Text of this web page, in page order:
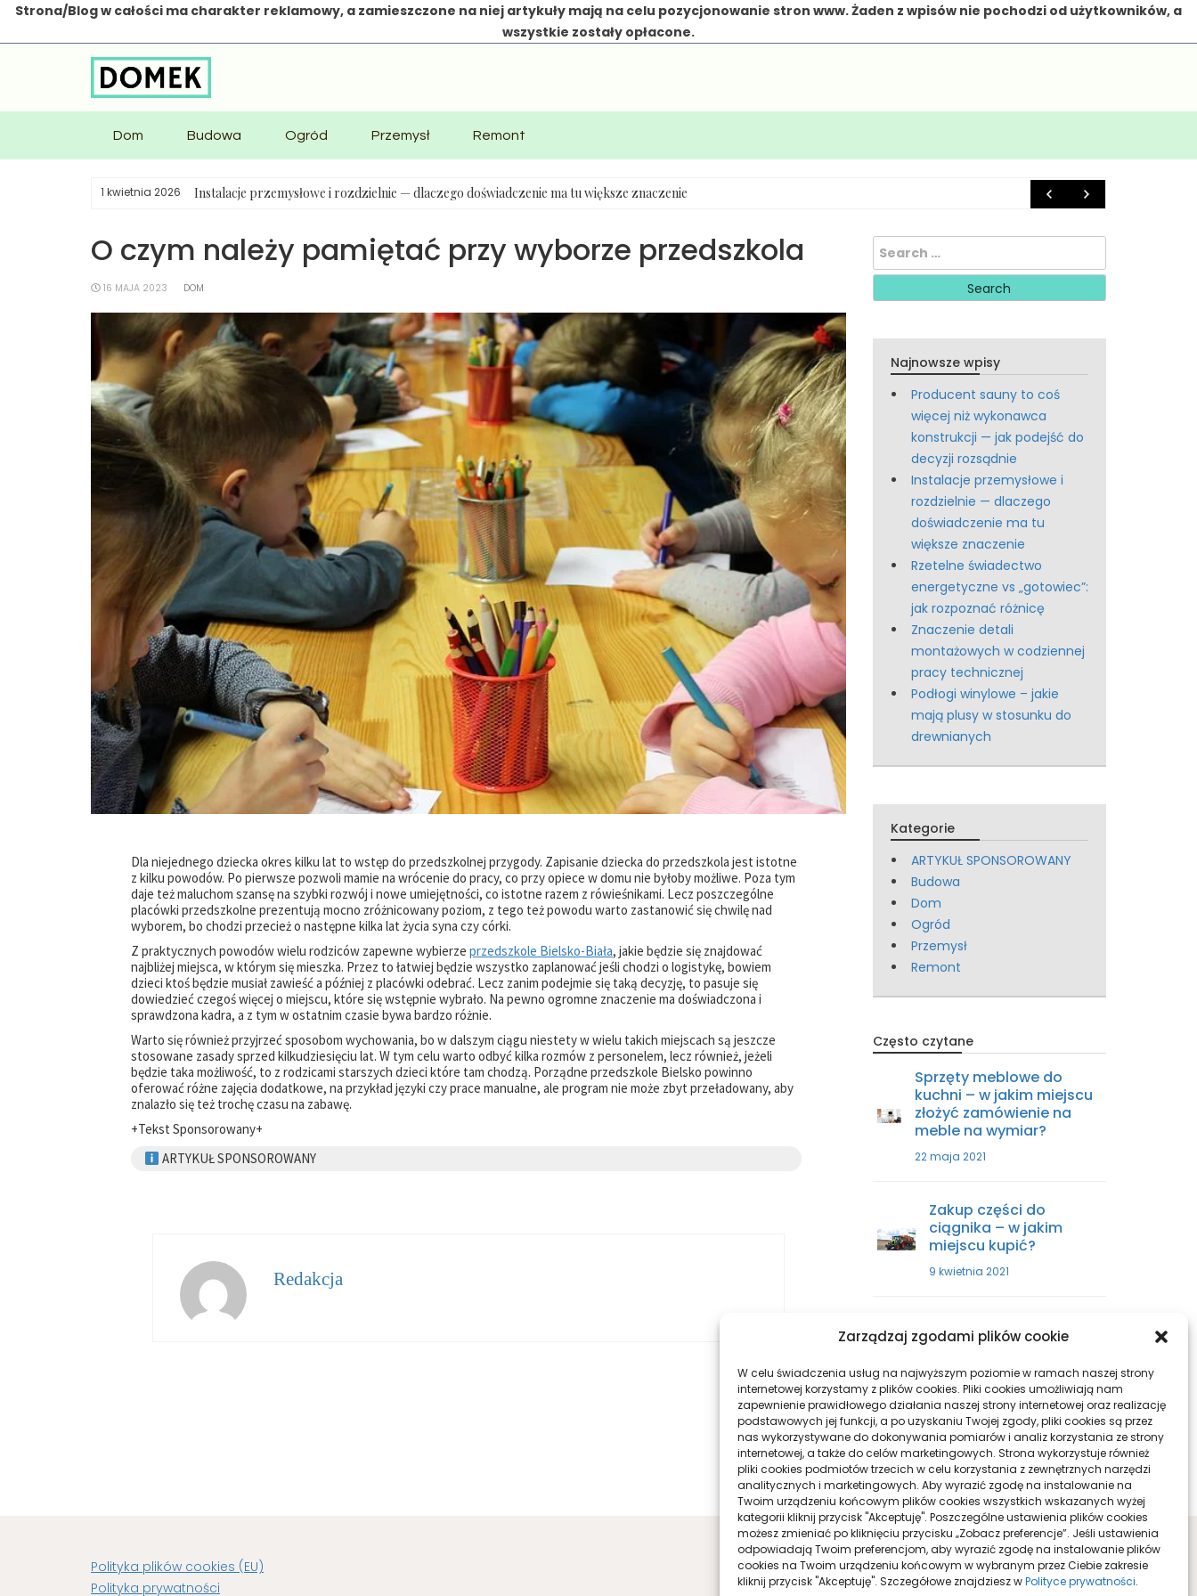
Zarządzaj zgodami plików cookie
W celu świadczenia usług na najwyższym poziomie w ramach naszej strony
internetowej korzystamy z plików cookies. Pliki cookies umożliwiają nam
zapewnienie prawidłowego działania naszej strony internetowej oraz realizację
podstawowych jej funkcji, a po uzyskaniu Twojej zgody, pliki cookies są przez
nas wykorzystywane do dokonywania pomiarów i analiz korzystania ze strony
internetowej, a także do celów marketingowych. Strona wykorzystuje również
pliki cookies podmiotów trzecich w celu korzystania z zewnętrznych narzędzi
analitycznych i marketingowych. Aby wyrazić zgodę na instalowanie na
Twoim urządzeniu końcowym plików cookies wszystkich wskazanych wyżej
kategorii kliknij przycisk "Akceptuję". Poszczególne ustawienia plików cookies
możesz zmieniać po kliknięciu przycisku „Zobacz preferencje”. Jeśli ustawienia
odpowiadają Twoim preferencjom, aby wyrazić zgodę na instalowanie plików
cookies na Twoim urządzeniu końcowym w wybranym przez Ciebie zakresie
kliknij przycisk "Akceptuję". Szczegółowe znajdziesz wPolityce prywatności.
Strona/Blog w całości ma charakter reklamowy, a zamieszczone na niej artykuły mają na celu pozycjonowanie stron www. Żaden z wpisów nie pochodzi od użytkowników, a
wszystkie zostały opłacone.
Dom Budowa Ogród Przemysł Remont
1 kwietnia 2026 Instalacje przemysłowe i rozdzielnie — dlaczego doświadczenie ma tu większe znaczenie
O czym należy pamiętać przy wyborze przedszkola
16 MAJA 2023 DOM
Dla niejednego dziecka okres kilku lat to wstęp do przedszkolnej przygody. Zapisanie dziecka do przedszkola jest istotne
z kilku powodów. Po pierwsze pozwoli mamie na wrócenie do pracy, co przy opiece w domu nie byłoby możliwe. Poza tym
daje też maluchom szansę na szybki rozwój i nowe umiejętności, co istotne razem z rówieśnikami. Lecz poszczególne
placówki przedszkolne prezentują mocno zróżnicowany poziom, z tego też powodu warto zastanowić się chwilę nad
wyborem, bo chodzi przecież o następne kilka lat życia syna czy córki.
Z praktycznych powodów wielu rodziców zapewne wybierze przedszkole Bielsko-Biała, jakie będzie się znajdować
najbliżej miejsca, w którym się mieszka. Przez to łatwiej będzie wszystko zaplanować jeśli chodzi o logistykę, bowiem
dzieci ktoś będzie musiał zawieść a później z placówki odebrać. Lecz zanim podejmie się taką decyzję, to pasuje się
dowiedzieć czegoś więcej o miejscu, które się wstępnie wybrało. Na pewno ogromne znaczenie ma doświadczona i
sprawdzona kadra, a z tym w ostatnim czasie bywa bardzo różnie.
Warto się również przyjrzeć sposobom wychowania, bo w dalszym ciągu niestety w wielu takich miejscach są jeszcze
stosowane zasady sprzed kilkudziesięciu lat. W tym celu warto odbyć kilka rozmów z personelem, lecz również, jeżeli
będzie taka możliwość, to z rodzicami starszych dzieci które tam chodzą. Porządne przedszkole Bielsko powinno
oferować różne zajęcia dodatkowe, na przykład języki czy prace manualne, ale program nie może zbyt przeładowany, aby
znalazło się też trochę czasu na zabawę.
+Tekst Sponsorowany+
ARTYKUŁ SPONSOROWANY
Redakcja
Search
for:
Najnowsze wpisy
Producent sauny to coś
więcej niż wykonawca
konstrukcji — jak podejść do
decyzji rozsądnie
Instalacje przemysłowe i
rozdzielnie — dlaczego
doświadczenie ma tu
większe znaczenie
Rzetelne świadectwo
energetyczne vs „gotowiec”:
jak rozpoznać różnicę
Znaczenie detali
montażowych w codziennej
pracy technicznej
Podłogi winylowe – jakie
mają plusy w stosunku do
drewnianych
Kategorie
ARTYKUŁ SPONSOROWANY
Budowa
Dom
Ogród
Przemysł
Remont
Często czytane
Sprzęty meblowe do
kuchni – w jakim miejscu
złożyć zamówienie na
meble na wymiar?
22 maja 2021
Zakup części do
ciągnika – w jakim
miejscu kupić?
9 kwietnia 2021
Sprzęty skrawające –
wszystko, co musisz
29 października 2021
Polityka plików cookies (EU)
Polityka prywatności